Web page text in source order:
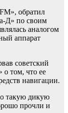
обратил
Д» по своим
аналогом
аппарат
советский
о том, что ее
навигации.
такую дикую
прочли и